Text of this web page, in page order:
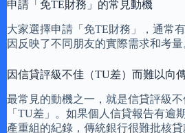
申請「免TE財務」的常見動機
大家選擇申請「免TE財務」，通常
因反映了不同朋友的實際需求和考量
因信貸評級不佳（TU差）而難以向
最常見的動機之一，就是信貸評級
「TU差」。如果個人信貸報告有逾
產重組的紀錄，傳統銀行很難批核